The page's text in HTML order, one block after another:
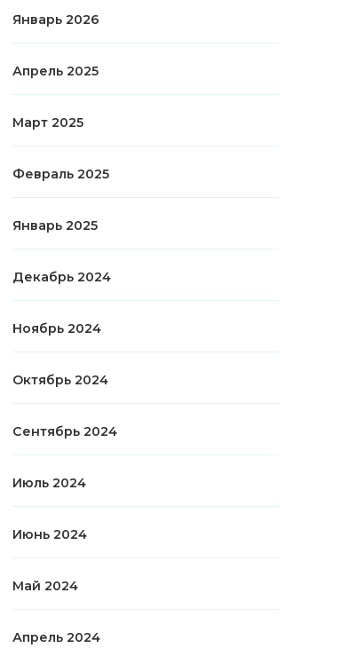
Январь 2026
Апрель 2025
Март 2025
Февраль 2025
Январь 2025
Декабрь 2024
Ноябрь 2024
Октябрь 2024
Сентябрь 2024
Июль 2024
Июнь 2024
Май 2024
Апрель 2024